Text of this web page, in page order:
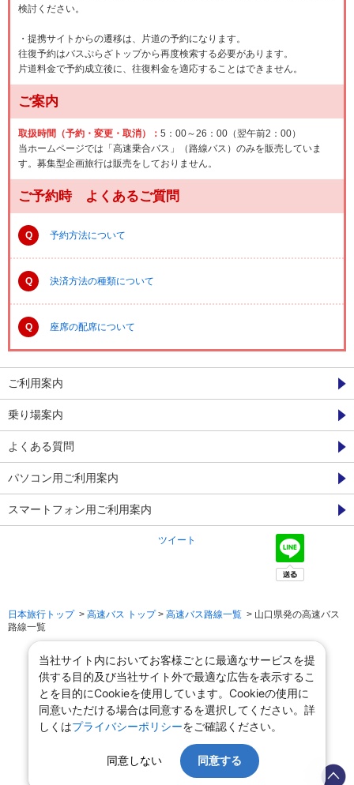
検討ください。
・提携サイトからの遷移は、片道の予約になります。
往復予約はバスぷらざトップから再度検索する必要があります。
片道料金で予約成立後に、往復料金を適応することはできません。
ご案内
取扱時間（予約・変更・取消）： 5：00～26：00（翌午前2：00）
当ホームページでは「高速乗合バス」（路線バス）のみを販売していま
す。募集型企画旅行は販売をしておりません。
ご予約時 よくあるご質問
Q 予約方法について
Q 決済方法の種類について
Q 座席の配席について
ご利用案内
乗り場案内
よくある質問
パソコン用ご利用案内
スマートフォン用ご利用案内
ツイート
日本旅行トップ> 高速バス トップ> 高速バス路線一覧 > 山口県発の高速バス
路線一覧
当社サイト内においてお客様ごとに最適なサービスを提
供する目的及び当社サイト外で最適な広告を表示するこ
とを目的にCookieを使用しています。Cookieの使用に
同意いただける場合は同意するを選択してください。詳
しくはプライバシーポリシーをご確認ください。
同意しない 同意する